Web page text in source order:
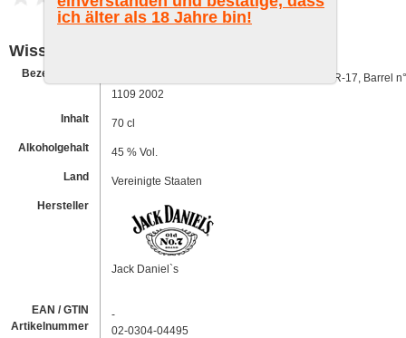
Wissenswertes
Bezeichnung
Whisky: Jack Daniel's «Single Barrel» rick n° R-17, Barrel
1109 2002
Inhalt
70 cl
Alkoholgehalt
45 % Vol.
Land
Vereinigte Staaten
Hersteller
Jack Daniel`s
EAN / GTIN
Artikelnummer
-
02-0304-04495
ich älter als 18 Jahre bin!